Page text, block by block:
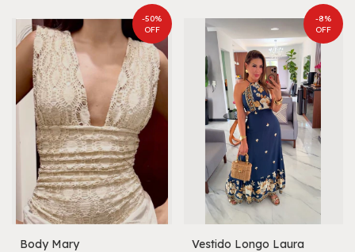
-50%
OFF
Body Mary
-8%
OFF
Vestido Longo Laura